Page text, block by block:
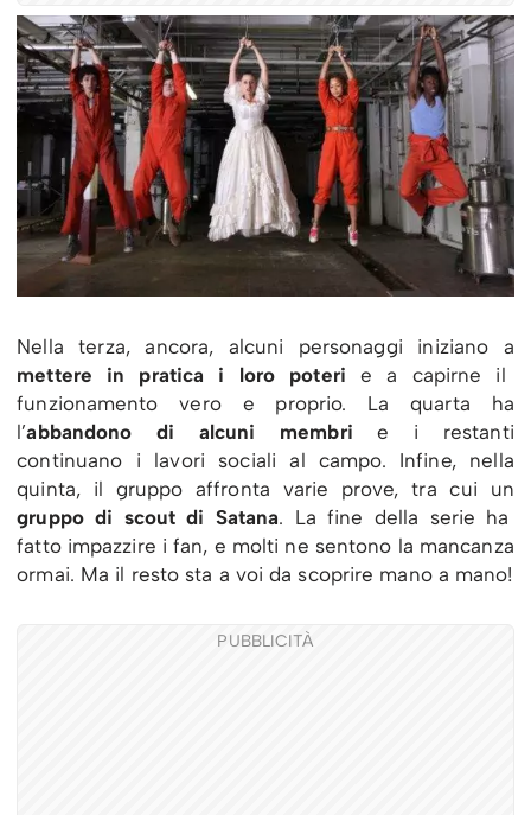
Nella terza, ancora, alcuni personaggi iniziano a
mettere in pratica i loro poteri e a capirne il
funzionamento vero e proprio. La quarta ha
l’abbandono di alcuni membri e i restanti
continuano i lavori sociali al campo. Infine, nella
quinta, il gruppo affronta varie prove, tra cui un
gruppo di scout di Satana. La fine della serie ha
fatto impazzire i fan, e molti ne sentono la mancanza
ormai. Ma il resto sta a voi da scoprire mano a mano!
PUBBLICITÀ